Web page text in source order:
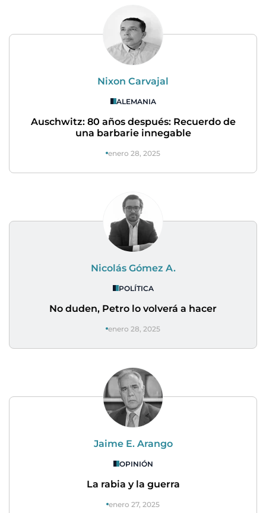
Nixon Carvajal
ALEMANIA
Auschwitz: 80 años después: Recuerdo de
una barbarie innegable
enero 28, 2025
Nicolás Gómez A.
POLÍTICA
No duden, Petro lo volverá a hacer
enero 28, 2025
Jaime E. Arango
OPINIÓN
La rabia y la guerra
enero 27, 2025